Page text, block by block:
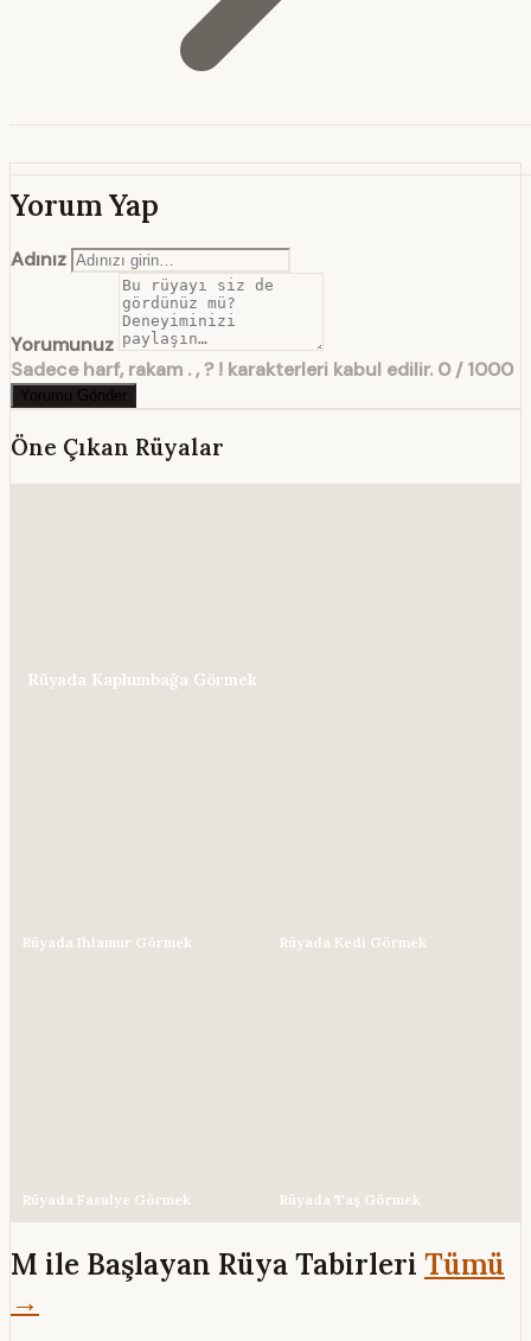
Yorum Yap
Adınız
Yorumunuz
Sadece harf, rakam . , ? ! karakterleri kabul edilir. 0 / 1000
Yorumu Gönder
Öne Çıkan Rüyalar
Rüyada Kaplumbağa Görmek
Rüyada Ihlamur Görmek Rüyada Kedi Görmek
Rüyada Fasulye Görmek Rüyada Taş Görmek
M ile Başlayan Rüya Tabirleri Tümü
→